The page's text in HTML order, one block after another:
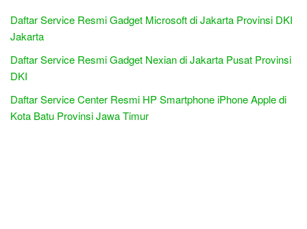
Daftar Service Resmi Gadget Microsoft di Jakarta Provinsi DKI
Jakarta
Daftar Service Resmi Gadget Nexian di Jakarta Pusat Provinsi
DKI
Daftar Service Center Resmi HP Smartphone iPhone Apple di
Kota Batu Provinsi Jawa Timur